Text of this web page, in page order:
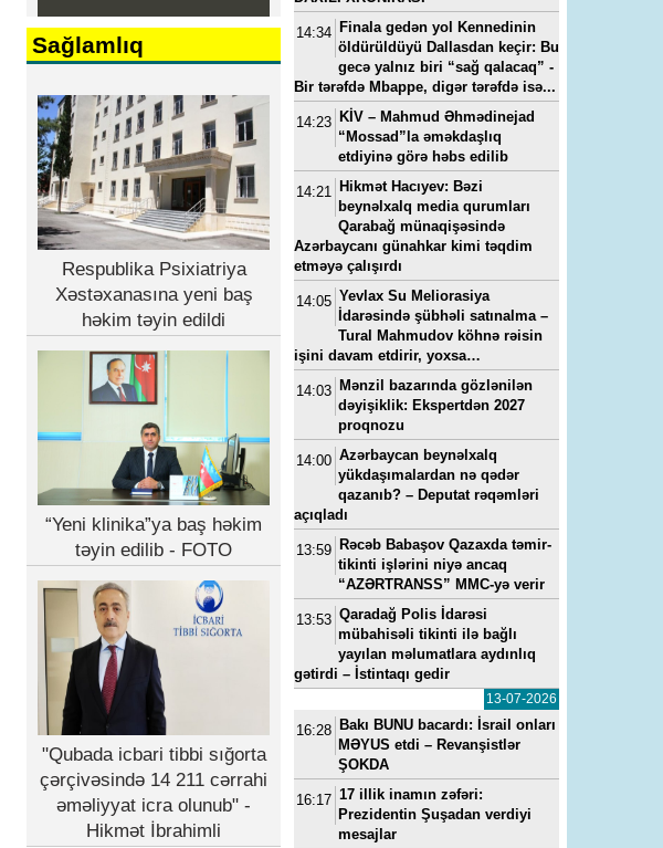
Sağlamlıq
Respublika Psixiatriya
Xəstəxanasına yeni baş
həkim təyin edildi
“Yeni klinika”ya baş həkim
təyin edilib - FOTO
"Qubada icbari tibbi sığorta
çərçivəsində 14 211 cərrahi
əməliyyat icra olunub" -
Hikmət İbrahimli
14:34 Finala gedən yol Kennedinin
öldürüldüyü Dallasdan keçir: Bu
gecə yalnız biri “sağ qalacaq” -
Bir tərəfdə Mbappe, digər tərəfdə isə...
14:23 KİV – Mahmud Əhmədinejad
“Mossad”la əməkdaşlıq
etdiyinə görə həbs edilib
14:21 Hikmət Hacıyev: Bəzi
beynəlxalq media qurumları
Qarabağ münaqişəsində
Azərbaycanı günahkar kimi təqdim
etməyə çalışırdı
14:05 Yevlax Su Meliorasiya
İdarəsində şübhəli satınalma –
Tural Mahmudov köhnə rəisin
işini davam etdirir, yoxsa…
14:03 Mənzil bazarında gözlənilən
dəyişiklik: Ekspertdən 2027
proqnozu
14:00 Azərbaycan beynəlxalq
yükdaşımalardan nə qədər
qazanıb? – Deputat rəqəmləri
açıqladı
13:59 Rəcəb Babaşov Qazaxda təmir-
tikinti işlərini niyə ancaq
“AZƏRTRANSS” MMC-yə verir
13:53 Qaradağ Polis İdarəsi
mübahisəli tikinti ilə bağlı
yayılan məlumatlara aydınlıq
gətirdi – İstintaqı gedir
13-07-2026
16:28 Bakı BUNU bacardı: İsrail onları
MƏYUS etdi – Revanşistlər
ŞOKDA
16:17 17 illik inamın zəfəri:
Prezidentin Şuşadan verdiyi
mesajlar